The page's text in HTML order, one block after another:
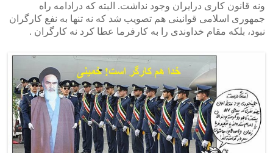
ونه قانون کاری درایران وجود نداشت. البته که درادامه راه
جمهوری اسلامی قوانینی هم تصویب شد که نه تنها به نفع کارگران
نبود، بلکه مقام خداوندی را به کارفرما عطا کرد نه کارگران .